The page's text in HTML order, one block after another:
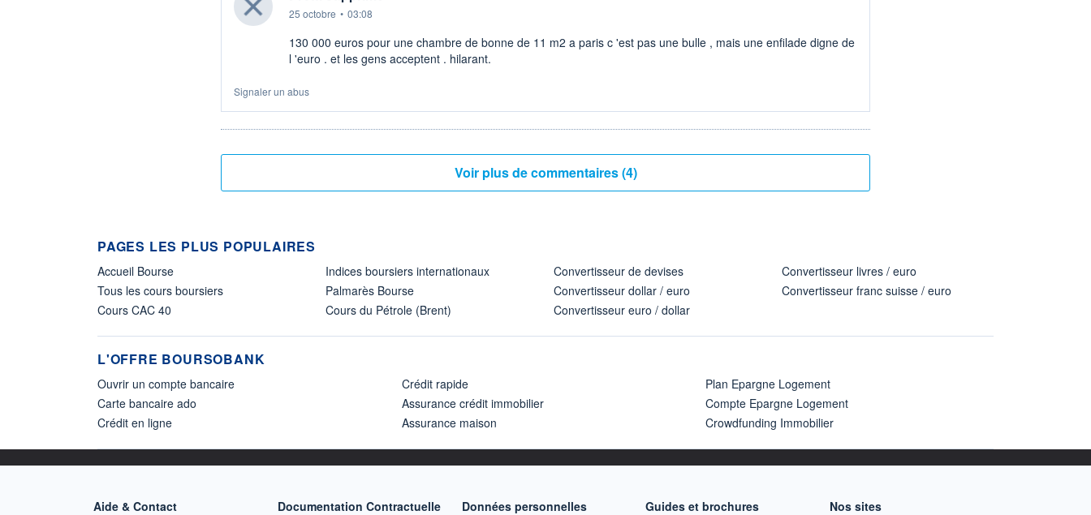
25 octobre • 03:08
130 000 euros pour une chambre de bonne de 11 m2 a paris c 'est pas une bulle , mais une enfilade digne de
l 'euro . et les gens acceptent . hilarant.
Signaler un abus
Voir plus de commentaires (4)
PAGES LES PLUS POPULAIRES
Accueil Bourse
Tous les cours boursiers
Cours CAC 40
Indices boursiers internationaux
Palmarès Bourse
Cours du Pétrole (Brent)
Convertisseur de devises
Convertisseur dollar / euro
Convertisseur euro / dollar
Convertisseur livres / euro
Convertisseur franc suisse / euro
L'OFFRE BOURSOBANK
Ouvrir un compte bancaire
Carte bancaire ado
Crédit en ligne
Crédit rapide
Assurance crédit immobilier
Assurance maison
Plan Epargne Logement
Compte Epargne Logement
Crowdfunding Immobilier
Aide & Contact Documentation Contractuelle Données personnelles Guides et brochures Nos sites